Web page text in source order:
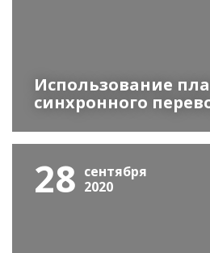
Использование
синхронного
28 сентября
2020